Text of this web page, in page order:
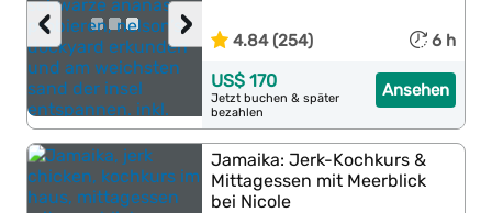
›
‹ 4.84 (254) 6 h
Ansehen
US$ 170
Jetzt buchen & später
bezahlen
Jamaika: Jerk-Kochkurs &
Mittagessen mit Meerblick
bei Nicole